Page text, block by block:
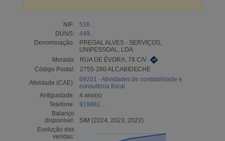
NIF:
516...
DUNS:
449...
Denominação:
PREGAL ALVES - SERVIÇOS,
UNIPESSOAL, LDA
Morada:
RUA DE ÉVORA, 78 C/V
Código Postal:
2755-280 ALCABIDECHE
Atividade (CAE):
69201 - Atividades de contabilidade e
consultoria fiscal
Antiguidade:
4 ano(s)
Telefone:
919881...
Balanço
disponível:
SIM (2024, 2023, 2022)
Evolução das
vendas: